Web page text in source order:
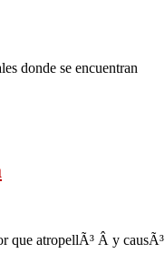
donde se encuentran
que atropellÃ³ Â y causÃ³